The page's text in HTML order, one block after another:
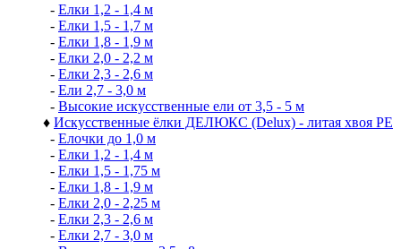
- Елки 1,2 - 1,4 м
- Елки 1,5 - 1,7 м
- Елки 1,8 - 1,9 м
- Елки 2,0 - 2,2 м
- Елки 2,3 - 2,6 м
- Ели 2,7 - 3,0 м
- Высокие искусственные ели от 3,5 - 5 м
♦ Искусственные ёлки ДЕЛЮКС (Delux) - литая хвоя РЕ
- Елочки до 1,0 м
- Елки 1,2 - 1,4 м
- Елки 1,5 - 1,75 м
- Елки 1,8 - 1,9 м
- Елки 2,0 - 2,25 м
- Елки 2,3 - 2,6 м
- Елки 2,7 - 3,0 м